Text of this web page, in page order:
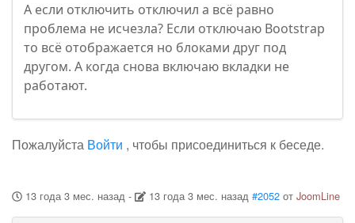
А если отключить отключил а всё равно
проблема не исчезла? Если отключаю Bootstrap
то всё отображается но блоками друг под
другом. А когда снова включаю вкладки не
работают.
Пожалуйста Войти , чтобы присоединиться к беседе.
13 года 3 мес. назад- 13 года 3 мес. назад #2052 отJoomLine